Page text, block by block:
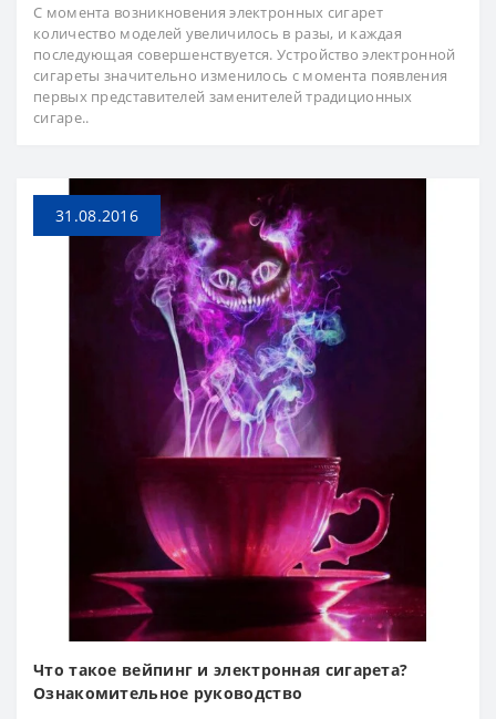
С момента возникновения электронных сигарет
количество моделей увеличилось в разы, и каждая
последующая совершенствуется. Устройство электронной
сигареты значительно изменилось с момента появления
первых представителей заменителей традиционных
сигаре..
31.08.2016
Что такое вейпинг и электронная сигарета?
Ознакомительное руководство